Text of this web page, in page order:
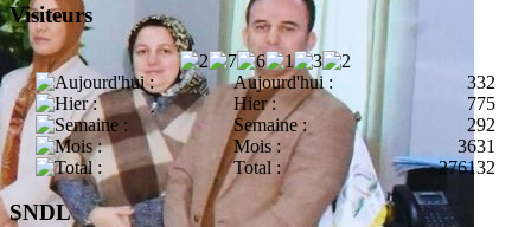
Visiteurs
Aujourd'hui :
332
Hier :
775
Semaine :
292
Mois :
3631
Total :
276132
SNDL